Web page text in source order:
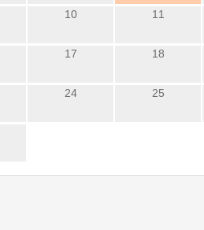
10 11
17 18
24 25